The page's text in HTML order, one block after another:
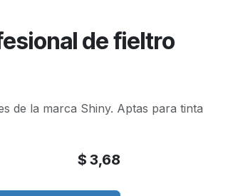
de fieltro
de la marca Shiny. Aptas para tinta
$ 3,68